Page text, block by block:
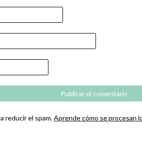
reducir el spam.Aprende cómo se procesan